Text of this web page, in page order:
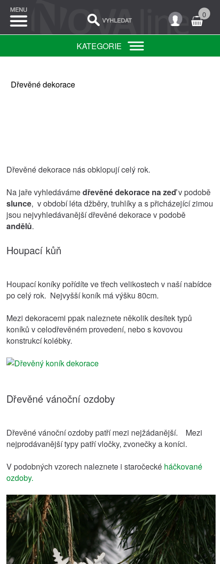
0
KATEGORIE
Dřevěné dekorace
Dřevěné dekorace nás obklopují celý rok.
Na jaře vyhledávámedřevěné dekorace na zeďv podobě
slunce, v období léta džběry, truhlíky a s přicházející zimou
jsou nejvyhledávanější dřevěné dekorace v podobě
andělů.
Houpací kůň
Houpací koníky pořídíte ve třech velikostech v naší nabídce
po celý rok. Nejvyšší koník má výšku 80cm.
Mezi dekoracemi ppak naleznete několik desítek typů
koníků v celodřevěném provedení, nebo s kovovou
konstrukcí kolébky.
Dřevěné vánoční ozdoby
Dřevěné vánoční ozdoby patří mezi nejžádanější. Mezi
nejprodávanější typy patří vločky, zvonečky a koníci.
V podobných vzorech naleznete i staročecké háčkované
ozdoby.